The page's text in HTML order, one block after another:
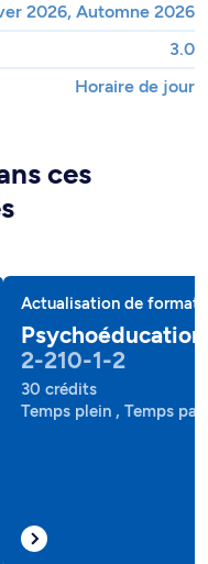
2026, Automne 2026
3.0
Horaire de jour
ces
Actualisation de
Psychoéducation
2-210-1-2
30 crédits
Temps plein , Temps